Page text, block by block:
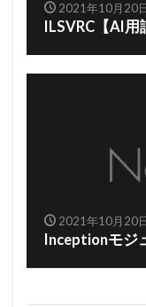
2021年10月20日
ILSVRC【AI用
2021年10月20
Inceptionモジ